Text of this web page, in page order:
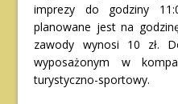
imprezy do godziny
planowane jest na
zawody wynosi 10 zł.
wyposażonym w
turystyczno-sportowy.